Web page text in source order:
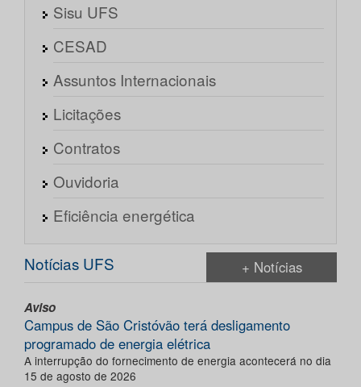
Sisu UFS
CESAD
Assuntos Internacionais
Licitações
Contratos
Ouvidoria
Eficiência energética
Notícias UFS + Notícias
Aviso
Campus de São Cristóvão terá desligamento
programado de energia elétrica
A interrupção do fornecimento de energia acontecerá no dia
15 de agosto de 2026